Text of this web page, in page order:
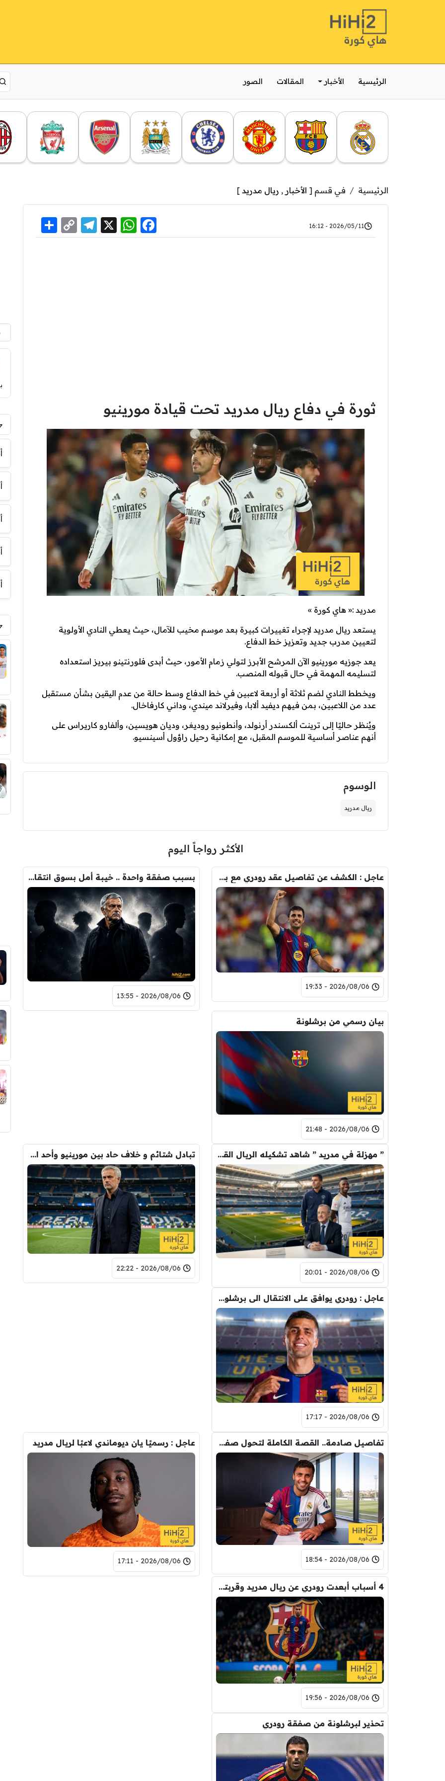
الرئيسية الأخبار المقالات الصور
الرئيسية في قسم [ الأخبار , ريال مدريد ]
2026/05/11 - 16:12
Facebook
WhatsApp
X
Telegram
Copy
Link
ثورة في دفاع ريال مدريد تحت قيادة مورينيو
مدريد :« هاي كورة »
يستعد ريال مدريد لإجراء تغييرات كبيرة بعد موسم مخيب للآمال، حيث يعطي النادي الأولوية
لتعيين مدرب جديد وتعزيز خط الدفاع.
يعد جوزيه مورينيو الآن المرشح الأبرز لتولي زمام الأمور، حيث أبدى فلورنتينو بيريز استعداده
لتسليمه المهمة في حال قبوله المنصب.
ويخطط النادي لضم ثلاثة أو أربعة لاعبين في خط الدفاع وسط حالة من عدم اليقين بشأن مستقبل
عدد من اللاعبين، بمن فيهم ديفيد ألابا، وفيرلاند ميندي، وداني كارفاخال.
ويُنظر حاليًا إلى ترينت ألكسندر أرنولد، وأنطونيو روديغر، وديان هويسين، وألفارو كاريراس على
أنهم عناصر أساسية للموسم المقبل، مع إمكانية رحيل راؤول أسينسيو.
الوسوم
ريال مدريد
الأكثر رواجاً اليوم
عاجل : الكشف عن تفاصيل عقد رودري مع برشلونة.. قيمة الصفقة والراتب
2026/08/06 - 19:33
بسبب صفقة واحدة .. خيبة أمل بسوق انتقالات ريال مدريد !
2026/08/06 - 13:55
بيان رسمي من برشلونة
2026/08/06 - 21:48
” مهزلة في مدريد ” شاهد تشكيله الريال القادمه لاكتساح المركز الثاني
2026/08/06 - 20:01
تبادل شتائم و خلاف حاد بين مورينيو وأحد افراد ادارة ريال مدريد بعد انهيار صفقة رودري
2026/08/06 - 22:22
عاجل : رودري يوافق على الانتقال الى برشلونة.. 3 أسباب وراء قراره
2026/08/06 - 17:17
تفاصيل صادمة.. القصة الكاملة لتحول صفقة رودري من ريال مدريد الى برشلونة
2026/08/06 - 18:54
عاجل : رسميًا يان ديوماندي لاعبًا لريال مدريد
2026/08/06 - 17:11
4 أسباب أبعدت رودري عن ريال مدريد وقربته من برشلونة
2026/08/06 - 19:56
تحذير لبرشلونة من صفقة رودري